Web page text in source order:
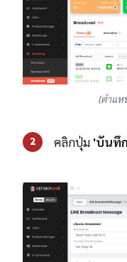
(ตำแห
2 คลิกปุ่ม 'บันทึ